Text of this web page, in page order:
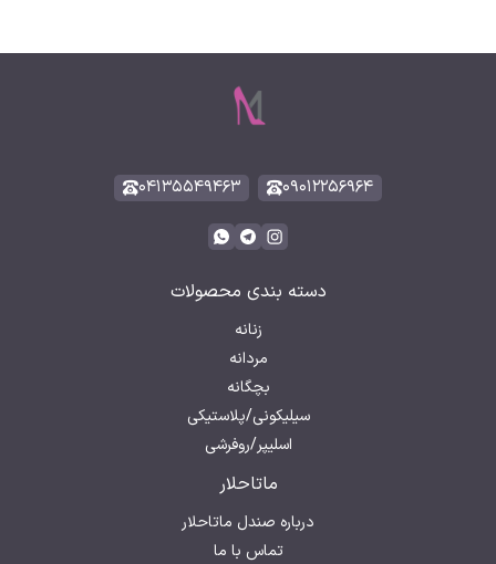
۰۹۰۱۲۲۵۶۹۶۴ ۰۴۱۳۵۵۴۹۴۶۳
دسته بندی محصولات
زنانه
مردانه
بچگانه
سیلیکونی/پلاستیکی
اسلیپر/روفرشی
ماتاحلار
درباره صندل ماتاحلار
تماس با ما